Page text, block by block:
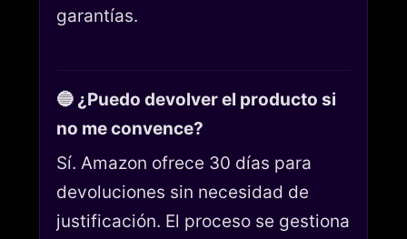
garantías.
🔵 ¿Puedo devolver el producto si
no me convence?
Sí. Amazon ofrece 30 días para
devoluciones sin necesidad de
justificación. El proceso se gestiona